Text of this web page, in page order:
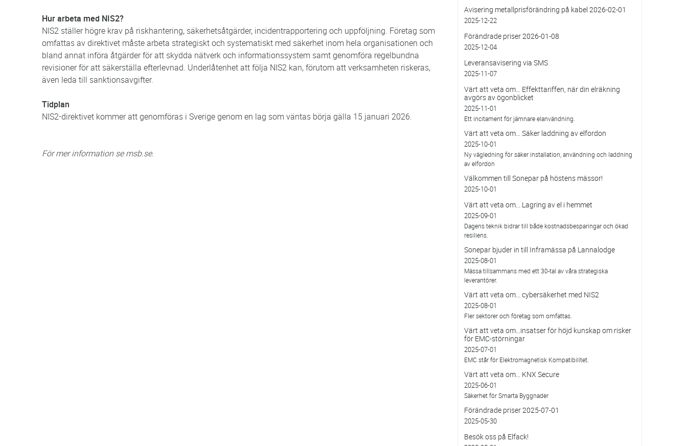
Hur arbeta med NIS2?
NIS2 ställer högre krav på riskhantering, säkerhetsåtgärder, incidentrapportering och uppföljning. Företag som
omfattas av direktivet måste arbeta strategiskt och systematiskt med säkerhet inom hela organisationen och
bland annat införa åtgärder för att skydda nätverk och informationssystem samt genomföra regelbundna
revisioner för att säkerställa efterlevnad. Underlåtenhet att följa NIS2 kan, förutom att verksamheten riskeras,
även leda till sanktionsavgifter.
Tidplan
NIS2-direktivet kommer att genomföras i Sverige genom en lag som väntas börja gälla 15 januari 2026.
För mer information se msb.se.
Avisering metallprisförändring på kabel 2026-02-01
2025-12-22
Förändrade priser 2026-01-08
2025-12-04
Leveransavisering via SMS
2025-11-07
Värt att veta om… Effekttariffen, när din elräkning
avgörs av ögonblicket
2025-11-01
Ett incitament för jämnare elanvändning.
Värt att veta om… Säker laddning av elfordon
2025-10-01
Ny vägledning för säker installation, användning och laddning
av elfordon
Välkommen till Sonepar på höstens mässor!
2025-10-01
Värt att veta om... Lagring av el i hemmet
2025-09-01
Dagens teknik bidrar till både kostnadsbesparingar och ökad
resiliens.
Sonepar bjuder in till Inframässa på Lannalodge
2025-08-01
Mässa tillsammans med ett 30-tal av våra strategiska
leverantörer.
Värt att veta om... cybersäkerhet med NIS2
2025-08-01
Fler sektorer och företag som omfattas.
Värt att veta om…insatser för höjd kunskap om risker
för EMC-störningar
2025-07-01
EMC står för Elektromagnetisk Kompatibilitet.
Värt att veta om… KNX Secure
2025-06-01
Säkerhet för Smarta Byggnader
Förändrade priser 2025-07-01
2025-05-30
Besök oss på Elfack!